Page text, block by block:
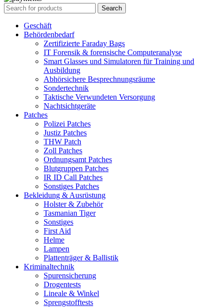
Search
Geschäft
Behördenbedarf
Zertifizierte Faraday Bags
IT Forensik & forensische Computeranalyse
Smart Glasses und Simulatoren für Training und
Ausbildung
Abhörsichere Besprechnungsräume
Sondertechnik
Taktische Verwundeten Versorgung
Nachtsichtgeräte
Patches
Polizei Patches
Justiz Patches
THW Patch
Zoll Patches
Ordnungsamt Patches
Blutgruppen Patches
IR ID Call Patches
Sonstiges Patches
Bekleidung & Ausrüstung
Holster & Zubehör
Tasmanian Tiger
Sonstiges
First Aid
Helme
Lampen
Plattenträger & Ballistik
Kriminaltechnik
Spurensicherung
Drogentests
Lineale & Winkel
Sprengstofftests